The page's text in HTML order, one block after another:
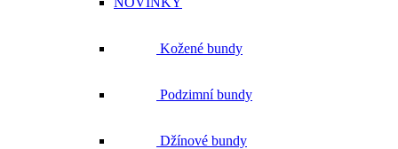
Kožené bundy
Podzimní bundy
Džínové bundy